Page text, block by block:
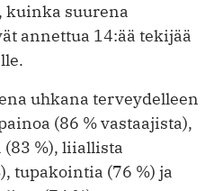
suurena
annettua 14:ää tekijää
uhkana terveydelleen
(86 % vastaajista),
%), liiallista
tupakointia (76 %) ja